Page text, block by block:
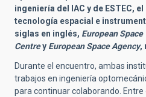
ingeniería del
IAC y de ESTEC,
tecnología espacial e
siglas en inglés, European
Centrey European Space Agency,
Durante el encuentro, ambas
trabajos en ingeniería
para continuar colaborando.